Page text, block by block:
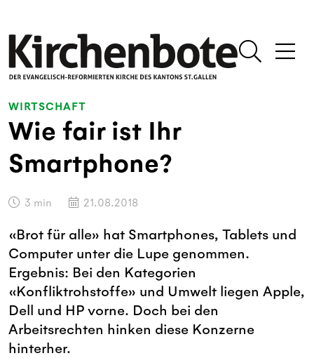
WIRTSCHAFT
Wie fair ist Ihr
Smartphone?
3 min 21.08.2018
«Brot für alle» hat Smartphones, Tablets und
Computer unter die Lupe genommen.
Ergebnis: Bei den Kategorien
«Konfliktrohstoffe» und Umwelt liegen Apple,
Dell und HP vorne. Doch bei den
Arbeitsrechten hinken diese Konzerne
hinterher.